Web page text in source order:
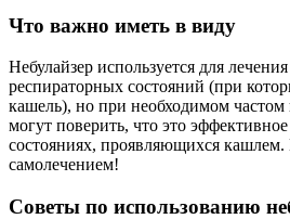
Что важно иметь в виду
Небулайзер используется для
респираторных состояний (при
кашель), но при необходимом частом
могут поверить, что это
состояниях, проявляющихся кашлем.
самолечением!
Советы по использованию